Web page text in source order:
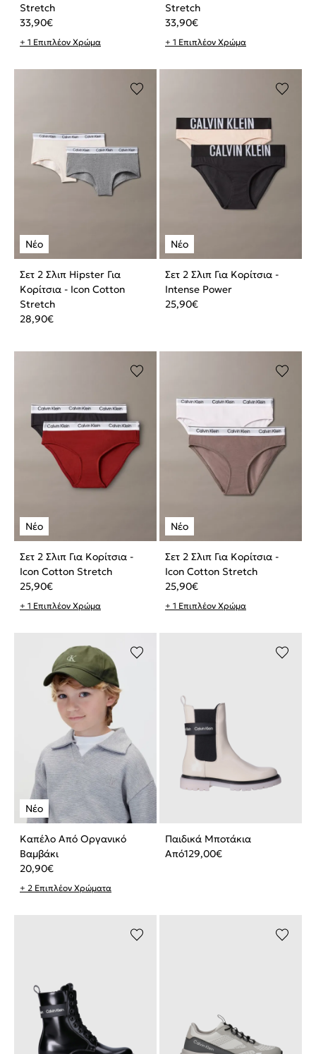
Stretch
33,90€
+ 1 Επιπλέον Χρώμα
Stretch
33,90€
+ 1 Επιπλέον Χρώμα
Σετ 2 Σλιπ Hipster Για
Κορίτσια - Icon Cotton
Stretch
28,90€
Σετ 2 Σλιπ Για Κορίτσια -
Intense Power
25,90€
Σετ 2 Σλιπ Για Κορίτσια -
Icon Cotton Stretch
25,90€
+ 1 Επιπλέον Χρώμα
Σετ 2 Σλιπ Για Κορίτσια -
Icon Cotton Stretch
25,90€
+ 1 Επιπλέον Χρώμα
Καπέλο Από Οργανικό
Βαμβάκι
20,90€
+ 2 Επιπλέον Χρώματα
Παιδικά Μποτάκια
Από129,00€